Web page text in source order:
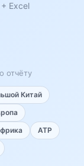
+ Excel
отчёту
Китай
АТР